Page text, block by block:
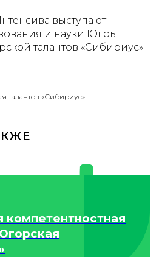
выступают
и науки Югры
талантов «Сибириус».
талантов «Сибириус»
компетентностная